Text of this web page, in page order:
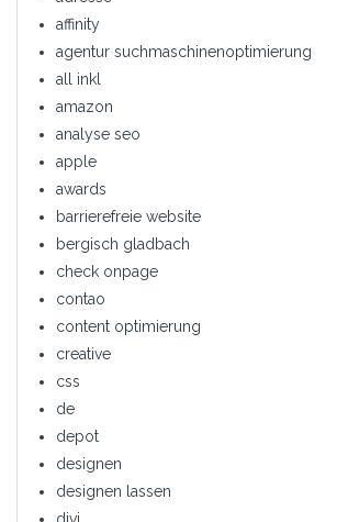
affinity
agentur suchmaschinenoptimierung
all inkl
amazon
analyse seo
apple
awards
barrierefreie website
bergisch gladbach
check onpage
contao
content optimierung
creative
css
de
depot
designen
designen lassen